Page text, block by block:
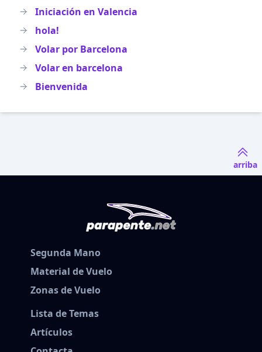
Iniciación en Valencia
hola!
Volar por Barcelona
Volar en barcelona
Bienvenida
arriba
Segunda Mano
Material de Vuelo
Zonas de Vuelo
Lista de Temas
Artículos